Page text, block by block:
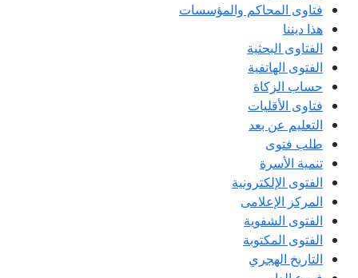
فتاوى المحاكم والمؤسسات
هذا ديننا
الفتاوى البحثية
الفتوى الهاتفية
حساب الزكاة
فتاوى الأقليات
التعليم عن بعد
طلب فتوى
تنمية الأسرة
الفتوى الإلكترونية
المركز الإعلامى
الفتوى الشفوية
الفتوى المكتوبة
التاريخ الهجري